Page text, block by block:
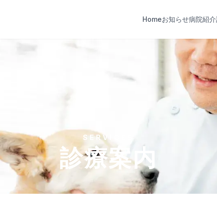
Homeお知らせ病院紹介
SERVICES
診療案内